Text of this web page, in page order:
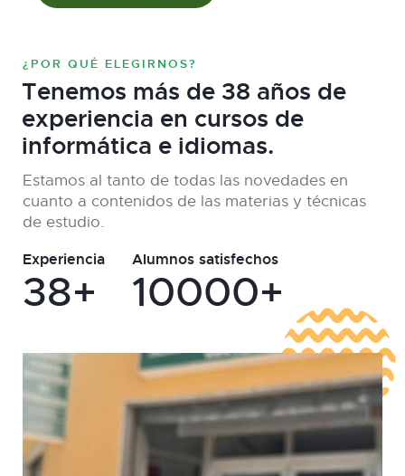
¿POR QUÉ ELEGIRNOS?
Tenemos más de 38 años de
experiencia en cursos de
informática e idiomas.
Estamos al tanto de todas las novedades en
cuanto a contenidos de las materias y técnicas
de estudio.
Experiencia
38+
Alumnos satisfechos
10000+